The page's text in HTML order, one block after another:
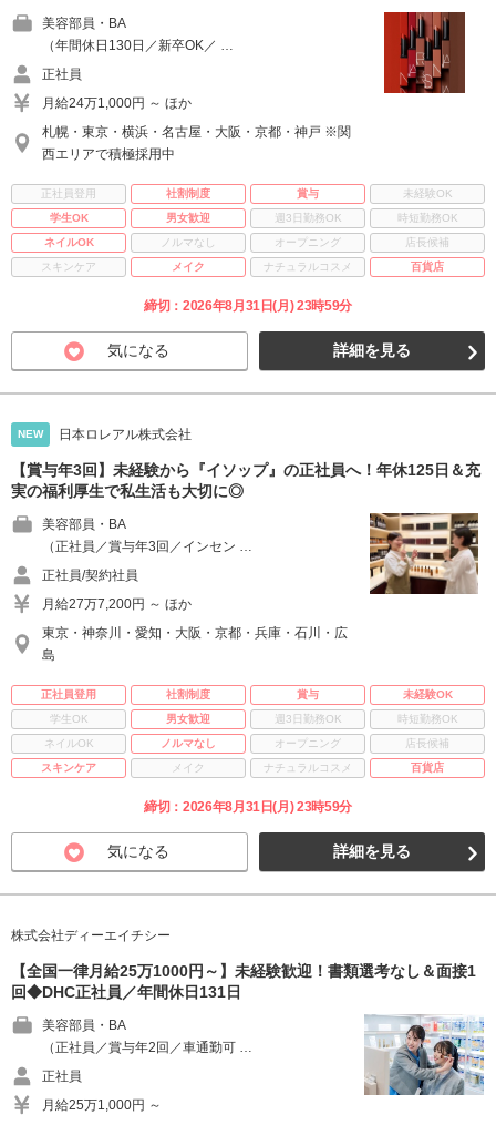
美容部員・BA
（年間休日130日／新卒OK／ …
正社員
月給24万1,000円 ～ ほか
札幌・東京・横浜・名古屋・大阪・京都・神戸 ※関
西エリアで積極採用中
正社員登用 社割制度 賞与
未経験OK
学生OK
男女歓迎 週3日勤務OK
時短勤務OK
ネイルOK
ノルマなし オープニング
店長候補
スキンケア
メイク ナチュラルコスメ 百貨店
締切：2026年8月31日(月) 23時59分
気になる 詳細を見る
NEW 日本ロレアル株式会社
【賞与年3回】未経験から『イソップ』の正社員へ！年休125日＆充
実の福利厚生で私生活も大切に◎
美容部員・BA
（正社員／賞与年3回／インセン …
正社員/契約社員
月給27万7,200円 ～ ほか
東京・神奈川・愛知・大阪・京都・兵庫・石川・広
島
正社員登用 社割制度 賞与
未経験OK
学生OK
男女歓迎 週3日勤務OK
時短勤務OK
ネイルOK
ノルマなし オープニング
店長候補
スキンケア
メイク ナチュラルコスメ 百貨店
締切：2026年8月31日(月) 23時59分
気になる 詳細を見る
株式会社ディーエイチシー
【全国一律月給25万1000円～】未経験歓迎！書類選考なし＆面接1
回◆DHC正社員／年間休日131日
美容部員・BA
（正社員／賞与年2回／車通勤可 …
正社員
月給25万1,000円 ～